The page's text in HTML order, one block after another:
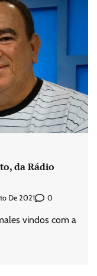
da Rádio
De 2021 0
vindos com a